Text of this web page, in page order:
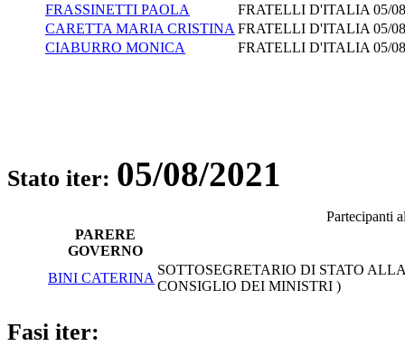
FRASSINETTI PAOLA
FRATELLI D'ITALIA 05/
CARETTA MARIA CRISTINA FRATELLI D'ITALIA 05/
CIABURRO MONICA
FRATELLI D'ITALIA 05/
Stato iter: 05/08/2021
Partecipanti
PARERE
GOVERNO
BINI CATERINA
SOTTOSEGRETARIO DI STATO
CONSIGLIO DEI MINISTRI )
Fasi iter: